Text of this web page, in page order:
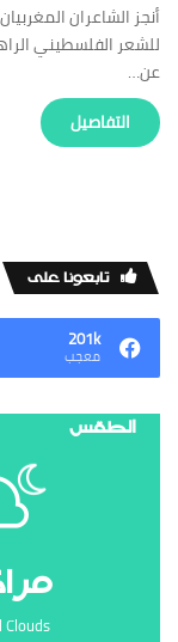
أنجز الشاعران
للشعر الفلسطيني
عن…
‏التفاصيل
‏تابعونا على
201k
‏معجب
الطقس